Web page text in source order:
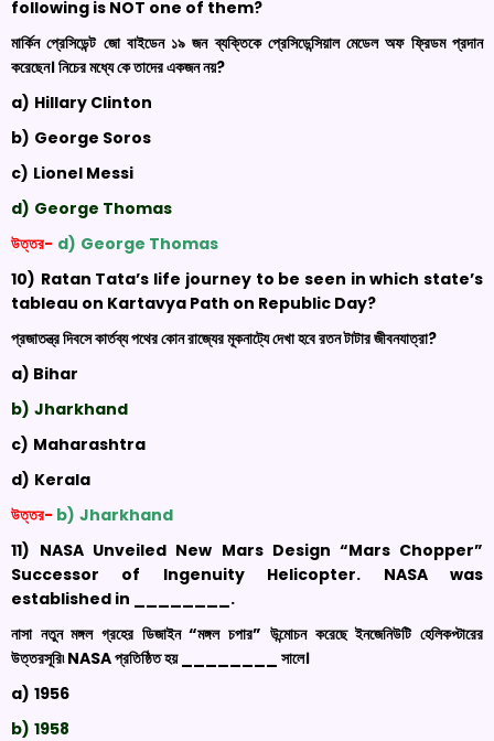
following is NOT one of them?
মার্কিন প্রেসিডেন্ট জো বাইডেন ১৯ জন ব্যক্তিকে প্রেসিডেন্সিয়াল মেডেল অফ ফ্রিডম প্রদান
করেছেন। নিচের মধ্যে কে তাদের একজন নয়?
a) Hillary Clinton
b) George Soros
c) Lionel Messi
d) George Thomas
উত্তর- d) George Thomas
10) Ratan Tata’s life journey to be seen in which state’s
tableau on Kartavya Path on Republic Day?
প্রজাতন্ত্র দিবসে কার্তব্য পথের কোন রাজ্যের মূকনাট্যে দেখা হবে রতন টাটার জীবনযাত্রা?
a) Bihar
b) Jharkhand
c) Maharashtra
d) Kerala
উত্তর- b) Jharkhand
11) NASA Unveiled New Mars Design “Mars Chopper”
Successor of Ingenuity Helicopter. NASA was
established in
________.
নাসা নতুন মঙ্গল গ্রহের ডিজাইন “মঙ্গল চপার” উন্মোচন করেছে ইনজেনিউটি হেলিকপ্টারের
উত্তরসূরি৷NASAপ্রতিষ্ঠিত হয় ________ সালে।
a) 1956
b) 1958